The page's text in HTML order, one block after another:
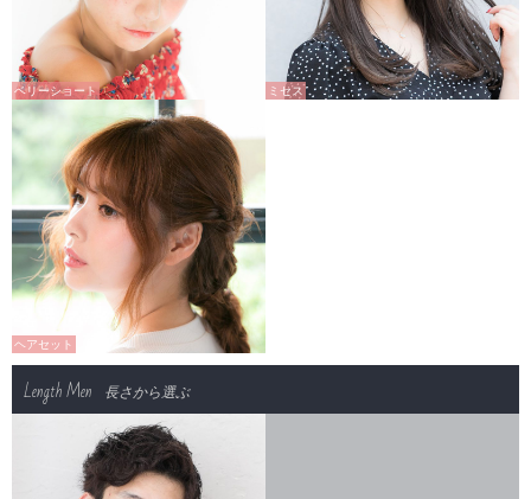
ベリーショート ミセス
ヘアセット
Length Men 長さから選ぶ